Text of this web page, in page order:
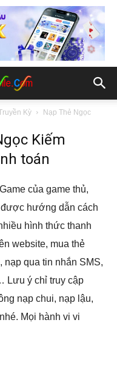
Kỳ
Nạp Thẻ Ngọc
Kiếm
toán
của game thủ,
hướng dẫn cách
hình thức thanh
website, mua thẻ
nạp qua tin nhắn SMS,
Lưu ý chỉ truy cập
nạp chui, nạp lậu,
Mọi hành vi vi